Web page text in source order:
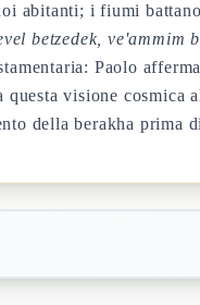
abitanti; i fiumi
betzedek, ve'ammim
Paolo
visione
della berakha prima